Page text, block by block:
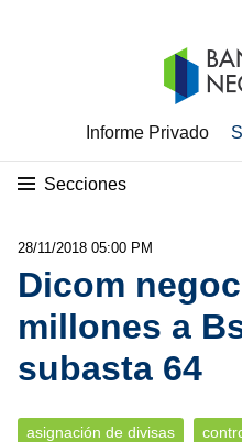
Informe Privado
Secciones
28/11/2018 05:00 PM
Dicom
millones a
subasta 64
asignación de divisas